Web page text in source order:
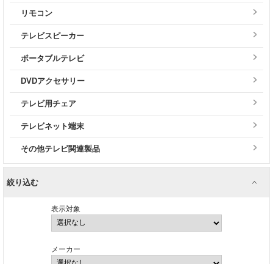
リモコン
テレビスピーカー
ポータブルテレビ
DVDアクセサリー
テレビ用チェア
テレビネット端末
その他テレビ関連製品
絞り込む
表示対象
メーカー